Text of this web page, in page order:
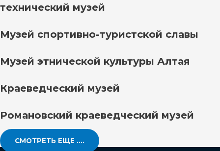
технический музей
Музей спортивно-туристской славы
Музей этнической культуры Алтая
Краеведческий музей
Романовский краеведческий музей
СМОТРЕТЬ ЕЩЕ ....